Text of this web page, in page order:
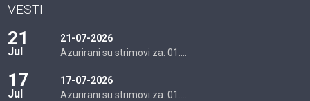
VESTI
21
Jul
21-07-2026
Azurirani su strimovi za: 01....
17
Jul
17-07-2026
Azurirani su strimovi za: 01....